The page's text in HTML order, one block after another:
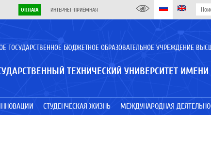
ОПЛАТА ИНТЕРНЕТ-ПРИЁМНАЯ
ГОСУДАРСТВЕННОЕ БЮДЖЕТНОЕ ОБРАЗОВАТЕЛЬНОЕ УЧРЕЖДЕНИЕ
ТЕХНИЧЕСКИЙ УНИВЕРСИТЕТ
СТУДЕНЧЕСКАЯ ЖИЗНЬ МЕЖДУНАРОДНАЯ